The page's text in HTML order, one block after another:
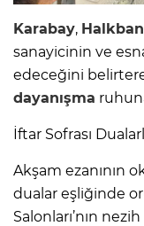
Karabay,
sanayicinin ve
edeceğini
dayanışma
İftar Sofrası
Akşam ezanının
dualar eşliğinde
Salonları’nın